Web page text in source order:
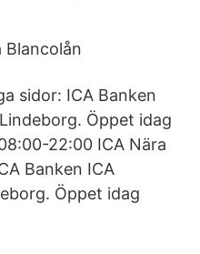
Blancolån
sidor: ICA Banken
Öppet idag
22:00 ICA Nära
Banken ICA
Öppet idag